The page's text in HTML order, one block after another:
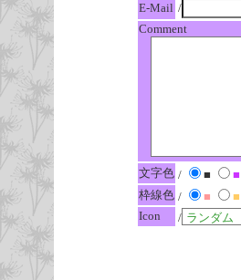
E-Mail /
Comment
文字色 / ■ ■
枠線色 / ■ ■
Icon
/